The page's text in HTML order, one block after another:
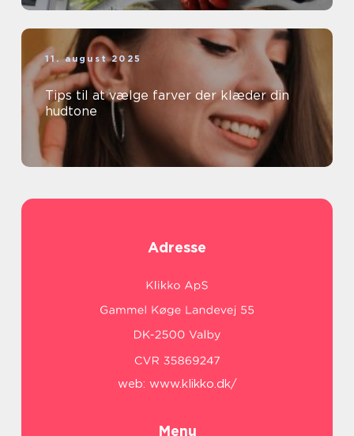
11. august 2025
Tips til at vælge farver der klæder din
hudtone
Adresse
web: www.klikko.dk/
Menu